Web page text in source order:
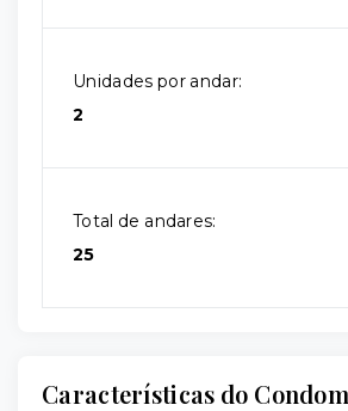
Unidades por andar:
2
Total de andares:
25
Características do